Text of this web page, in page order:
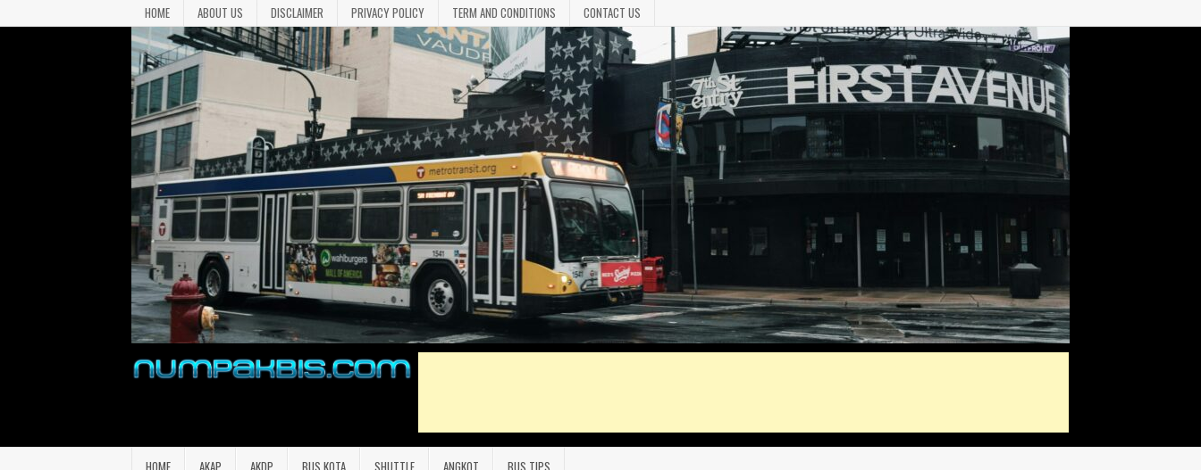
HOME ABOUT US DISCLAIMER PRIVACY POLICY TERM AND CONDITIONS CONTACT US
HOME AKAP AKDP BUS KOTA SHUTTLE ANGKOT BUS TIPS